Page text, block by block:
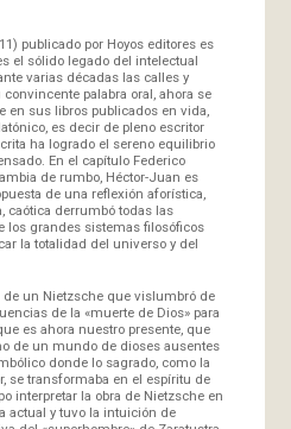
publicado por Hoyos editores es
el sólido legado del intelectual
varias décadas las calles y
palabra oral, ahora se
en sus libros publicados en vida,
es decir de pleno escritor
ha logrado el sereno equilibrio
En el capítulo Federico
de rumbo, Héctor-Juan es
de una reflexión aforística,
caótica derrumbó todas las
los grandes sistemas filosóficos
la totalidad del universo y del
de un Nietzsche que vislumbró de
de la «muerte de Dios» para
es ahora nuestro presente, que
de un mundo de dioses ausentes
donde lo sagrado, como la
se transformaba en el espíritu de
interpretar la obra de Nietzsche en
actual y tuvo la intuición de